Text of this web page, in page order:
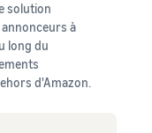
solution
à
long du
d'Amazon.